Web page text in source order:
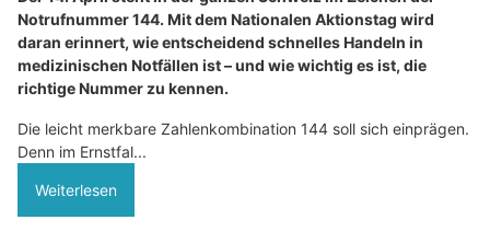
Notrufnummer 144. Mit dem Nationalen Aktionstag wird
daran erinnert, wie entscheidend schnelles Handeln in
medizinischen Notfällen ist – und wie wichtig es ist, die
richtige Nummer zu kennen.
Die leicht merkbare Zahlenkombination 144 soll sich einprägen.
Denn im Ernstfal...
Weiterlesen